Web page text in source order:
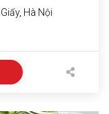
Hà Nội